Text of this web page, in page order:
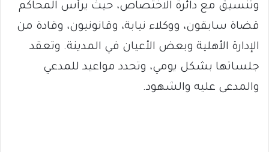
وتنسيق مع دائرة الاختصاص، حيث يرأس المحاكم
قضاة سابقون، ووكلاء نيابة، وقانونيون، وقادة من
الإدارة الأهلية وبعض الأعيان في المدينة. وتعقد
جلساتها بشكل يومي، وتحدد مواعيد للمدعي
والمدعى عليه والشهود.